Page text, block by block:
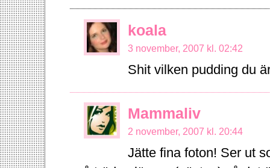
koala
3 november, 2007 kl. 02:42
Shit vilken pudding du
Mammaliv
2 november, 2007 kl. 20:44
Jätte fina foton! Ser ut